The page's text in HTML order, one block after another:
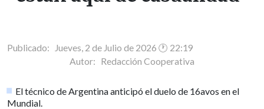
Publicado: Jueves, 2 de Julio de 2026 🕐 22:19
Autor: Redacción Cooperativa
El técnico de Argentina anticipó el duelo de 16avos en el
Mundial.